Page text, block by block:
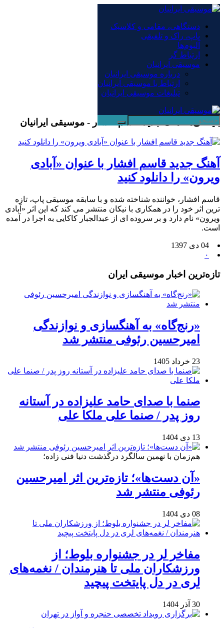
دستگاهی، مقامی و کلاسیک
پاپ، راک و تلفیقی
آلبوم‌ها
ارتباط گر
موسیقی ایرانیان
درباره موسیقی ایرانیان
ارتباط با موسیقی ایرانیان
تبلیغات موسیقی ایرانیان
×
دستگاهی، مقامی و کلاسیک
پاپ، راک و تلفیقی
آلبوم‌ها
ارتباط گر
موسیقی ایرانیان
درباره موسیقی ایرانیان
ارتباط با موسیقی ایرانیان
بایگانی‌ها آهنگ جدید قاسم افشار - موسیقی ایرانیان
آهنگ جدید قاسم افشار با عنوان «آبادی
ویرون» را دانلود کنید
قاسم افشار، خواننده شناخته شده و با سابقه موسیقی پاپ، تازه
ترین اثر خود را در همکاری با نیکان منتشر می کند که این اثر «آبادی
ویرون» نام دارد و بر سروده ای از عبدالجبار کاکایی به اجرا در آمده
است.
04 دی 1397
۰
تازه‌ترین اخبار موسیقی ایران
«رنج‌گاه» به آهنگسازی و نوازندگی
امیرحسین رئوفی منتشر شد
23 خرداد 1405
صنما با صدای حامد علیزاده در آستانه
روز پدر / صنما علی ملکا علی
13 دی 1404
هم‌زمان با نهمین سالگرد درگذشت دنیا فنی زاده؛
«آن دست‌ها»؛ تازه‌ترین اثر امیرحسین
رئوفی منتشر شد
08 دی 1404
مفاخر لر در جشنواره بلوط؛ از
ورزشکاران ملی تا هنرمندان / نغمه‌های
لری در دل پایتخت پیچید
30 آذر 1404